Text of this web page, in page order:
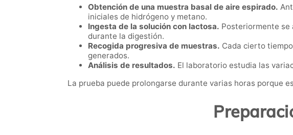
Obtención de una muestra basal de aire espirado.
iniciales de hidrógeno y metano.
Ingesta de la solución con lactosa. Posteriormente se
durante la digestión.
Recogida progresiva de muestras. Cada cierto
generados.
Análisis de resultados. El laboratorio estudia las
La prueba puede prolongarse durante varias horas porque